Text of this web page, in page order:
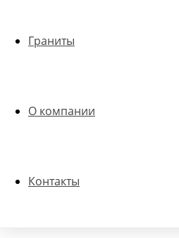
Граниты
О компании
Контакты